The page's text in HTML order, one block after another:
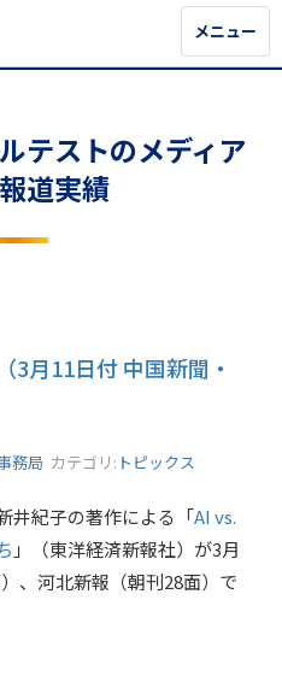
メニュー
メニュー
テストのメディア
道実績
3月11日付 中国新聞・
務局 カテゴリ: トピックス
井紀子の著作による「AI vs.
」（東洋経済新報社）が3月
、河北新報（朝刊28面）で